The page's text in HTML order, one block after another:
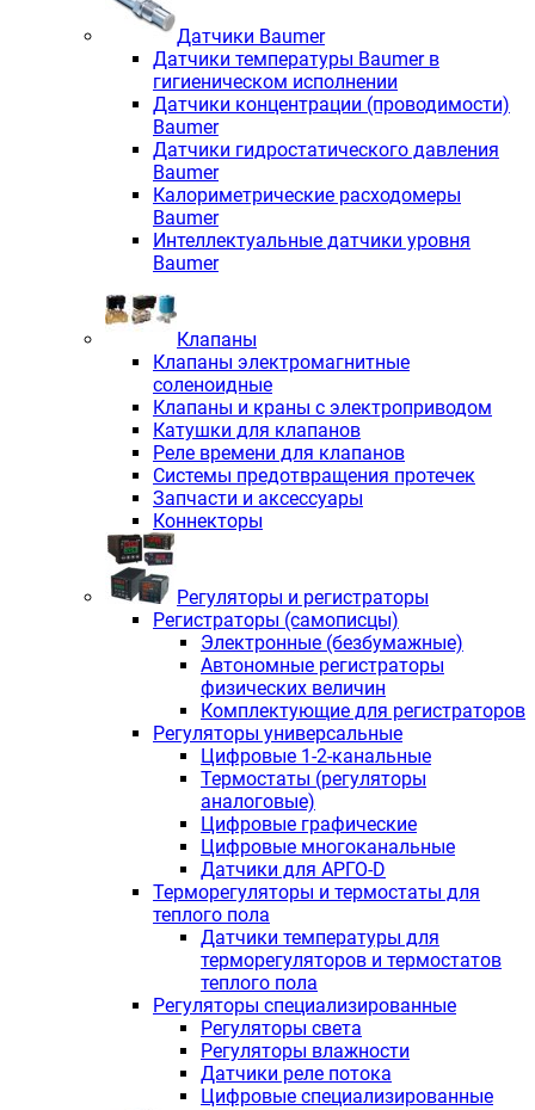
Датчики Baumer
Датчики температуры Baumer в
гигиеническом исполнении
Датчики концентрации (проводимости)
Baumer
Датчики гидростатического давления
Baumer
Калориметрические расходомеры
Baumer
Интеллектуальные датчики уровня
Baumer
Клапаны
Клапаны электромагнитные
соленоидные
Клапаны и краны с электроприводом
Катушки для клапанов
Реле времени для клапанов
Системы предотвращения протечек
Запчасти и аксессуары
Коннекторы
Регуляторы и регистраторы
Регистраторы (самописцы)
Электронные (безбумажные)
Автономные регистраторы
физических величин
Комплектующие для регистраторов
Регуляторы универсальные
Цифровые 1-2-канальные
Термостаты (регуляторы
аналоговые)
Цифровые графические
Цифровые многоканальные
Датчики для АРГО-D
Терморегуляторы и термостаты для
теплого пола
Датчики температуры для
терморегуляторов и термостатов
теплого пола
Регуляторы специализированные
Регуляторы света
Регуляторы влажности
Датчики реле потока
Цифровые специализированные